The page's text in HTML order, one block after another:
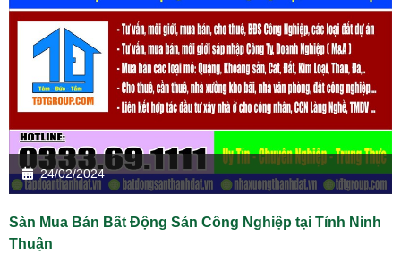
24/02/2024
Sàn Mua Bán Bất Động Sản Công Nghiệp tại Tỉnh Ninh
Thuận